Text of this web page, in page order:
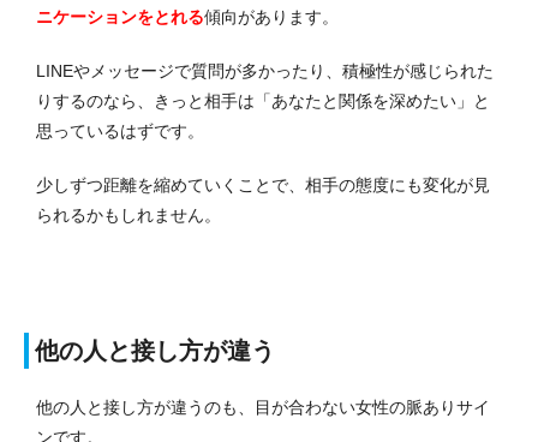
ニケーションをとれる傾向があります。
LINEやメッセージで質問が多かったり、積極性が感じられた
りするのなら、きっと相手は「あなたと関係を深めたい」と
思っているはずです。
少しずつ距離を縮めていくことで、相手の態度にも変化が見
られるかもしれません。
他の人と接し方が違う
他の人と接し方が違うのも、目が合わない女性の脈ありサイ
ンです。